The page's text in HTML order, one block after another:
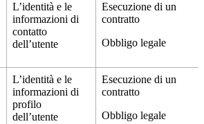
L’identità e le
informazioni di
contatto
dell’utente
Esecuzione di un
contratto
Obbligo legale
L’identità e le
informazioni di
profilo
dell’utente
Esecuzione di un
contratto
Obbligo legale